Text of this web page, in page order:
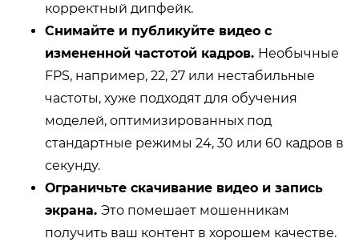
корректный дипфейк.
Снимайте и публикуйте видео с
измененной частотой кадров. Необычные
FPS, например, 22, 27 или нестабильные
частоты, хуже подходят для обучения
моделей, оптимизированных под
стандартные режимы 24, 30 или 60 кадров в
секунду.
Ограничьте скачивание видео и запись
экрана. Это помешает мошенникам
получить ваш контент в хорошем качестве.